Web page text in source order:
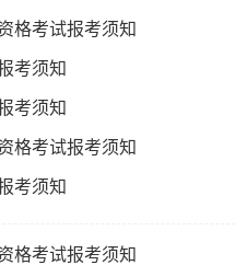
格考试报考须知
考须知
考须知
格考试报考须知
考须知
格考试报考须知